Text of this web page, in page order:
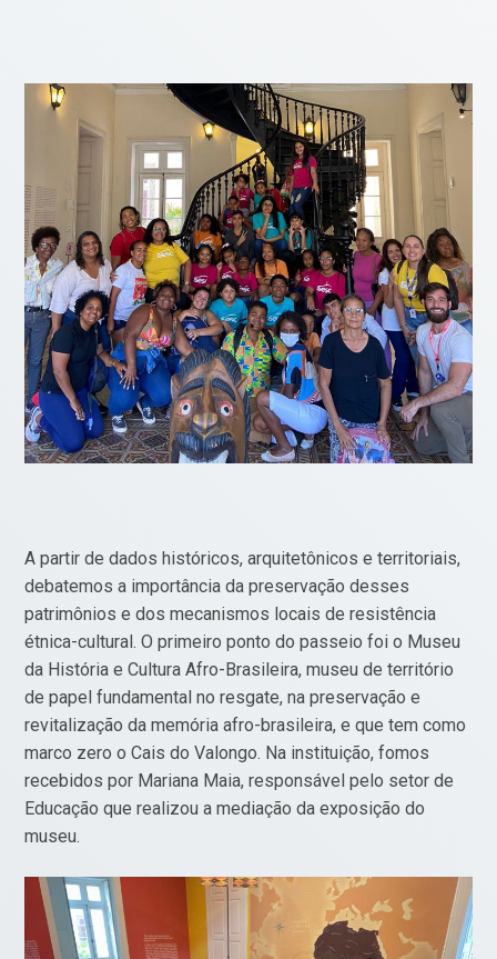
A partir de dados históricos, arquitetônicos e territoriais,
debatemos a importância da preservação desses
patrimônios e dos mecanismos locais de resistência
étnica-cultural. O primeiro ponto do passeio foi o Museu
da História e Cultura Afro-Brasileira, museu de território
de papel fundamental no resgate, na preservação e
revitalização da memória afro-brasileira, e que tem como
marco zero o Cais do Valongo. Na instituição, fomos
recebidos por Mariana Maia, responsável pelo setor de
Educação que realizou a mediação da exposição do
museu.